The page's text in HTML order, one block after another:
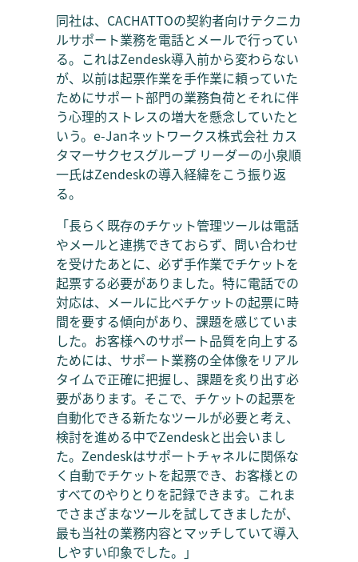
同社は、CACHATTOの契約者向けテクニカ
ルサポート業務を電話とメールで行ってい
る。これはZendesk導入前から変わらない
が、以前は起票作業を手作業に頼っていた
ためにサポート部門の業務負荷とそれに伴
う心理的ストレスの増大を懸念していたと
いう。e-Janネットワークス株式会社 カス
タマーサクセスグループ リーダーの小泉順
一氏はZendeskの導入経緯をこう振り返
る。
「長らく既存のチケット管理ツールは電話
やメールと連携できておらず、問い合わせ
を受けたあとに、必ず手作業でチケットを
起票する必要がありました。特に電話での
対応は、メールに比べチケットの起票に時
間を要する傾向があり、課題を感じていま
した。お客様へのサポート品質を向上する
ためには、サポート業務の全体像をリアル
タイムで正確に把握し、課題を炙り出す必
要があります。そこで、チケットの起票を
自動化できる新たなツールが必要と考え、
検討を進める中でZendeskと出会いまし
た。Zendeskはサポートチャネルに関係な
く自動でチケットを起票でき、お客様との
すべてのやりとりを記録できます。これま
でさまざまなツールを試してきましたが、
最も当社の業務内容とマッチしていて導入
しやすい印象でした。」